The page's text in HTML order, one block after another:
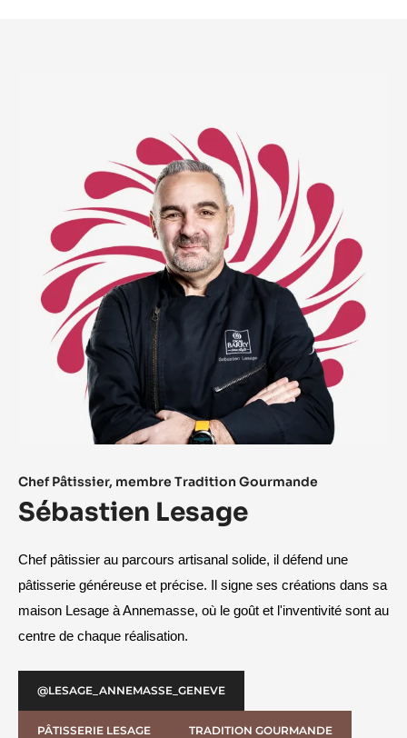
Chef Pâtissier, membre Tradition Gourmande​
Sébastien Lesage
Chef pâtissier au parcours artisanal solide, il défend une
pâtisserie généreuse et précise. Il signe ses créations dans sa
maison Lesage à Annemasse, où le goût et l'inventivité sont au
centre de chaque réalisation.
@LESAGE_ANNEMASSE_GENEVE
PÂTISSERIE LESAGE TRADITION GOURMANDE